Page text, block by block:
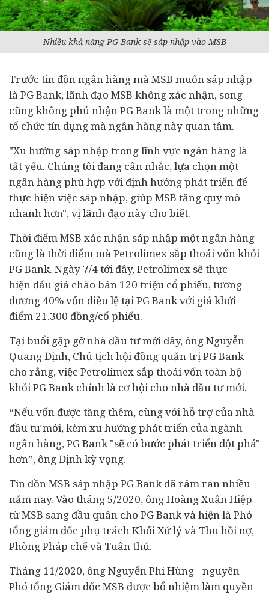
Nhiều khả năng PG Bank sẽ sáp nhập vào MSB
Trước tin đồnngân hàngmà MSB muốn sáp nhập
là PG Bank, lãnh đạo MSB không xác nhận, song
cũng không phủ nhận PG Bank là một trong những
tổ chức tín dụng mà ngân hàng này quan tâm.
"Xu hướng sáp nhập trong lĩnh vực ngân hàng là
tất yếu. Chúng tôi đang cân nhắc, lựa chọn một
ngân hàng phù hợp với định hướng phát triển để
thực hiện việc sáp nhập, giúp MSB tăng quy mô
nhanh hơn", vị lãnh đạo này cho biết.
Thời điểm MSB xác nhận sáp nhập một ngân hàng
cũng là thời điểm mà Petrolimex sắp thoái vốn khỏi
PG Bank. Ngày 7/4 tới đây, Petrolimex sẽ thực
hiện đấu giá chào bán 120 triệu cổ phiếu, tương
đương 40% vốn điều lệ tại PG Bank với giá khởi
điểm 21.300 đồng/cổ phiếu.
Tại buổi gặp gỡ nhà đầu tưmới đây, ông Nguyễn
Quang Định, Chủ tịch hội đồng quản trị PG Bank
cho rằng, việc Petrolimex sắp thoái vốn toàn bộ
khỏi PG Bank chính là cơ hội cho nhà đầu tư mới.
“Nếu vốn được tăng thêm, cùng với hỗ trợ của nhà
đầu tư mới, kèm xu hướng phát triển của ngành
ngân hàng, PG Bank "sẽ có bước phát triển đột phá"
hơn”, ông Định kỳ vọng.
Tin đồn MSB sáp nhập PG Bank đã râm ran nhiều
năm nay. Vào tháng 5/2020, ông Hoàng Xuân Hiệp
từ MSB sang đầu quân cho PG Bank và hiện là Phó
tổng giám đốc phụ trách Khối Xử lý và Thu hồi nợ,
Phòng Pháp chế và Tuân thủ.
Tháng 11/2020, ông Nguyễn Phi Hùng - nguyên
Phó tổng Giám đốc MSB được bổ nhiệm làm quyền